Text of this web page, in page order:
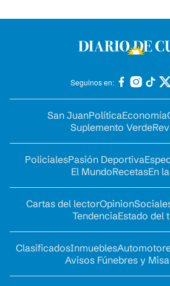
Seguinos en:
San JuanPolíticaEconomía
Suplemento Verde
PolicialesPasión Deportiva
El MundoRecetasEn
Cartas del lectorOpinion
TendenciaEstado del
ClasificadosInmuebles
Avisos Fúnebres y